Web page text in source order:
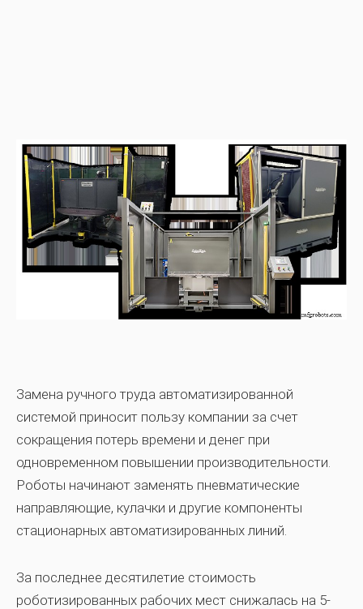
Замена ручного труда автоматизированной
системой приносит пользу компании за счет
сокращения потерь времени и денег при
одновременном повышении производительности.
Роботы начинают заменять пневматические
направляющие, кулачки и другие компоненты
стационарных автоматизированных линий.
За последнее десятилетие стоимость
роботизированных рабочих мест снижалась на 5-